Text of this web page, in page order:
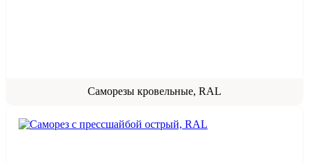
Саморезы кровельные, RAL